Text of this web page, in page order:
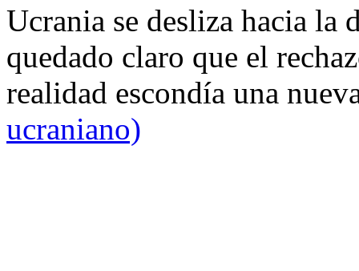
Ucrania se desliza hacia
quedado claro que el
realidad escondía una
ucraniano)